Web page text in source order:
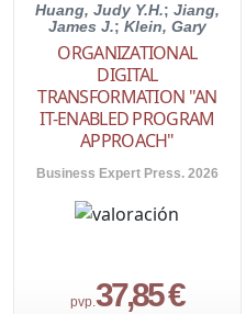
Huang, Judy Y.H.; Jiang,
James J.; Klein, Gary
ORGANIZATIONAL
DIGITAL
TRANSFORMATION "AN
IT-ENABLED PROGRAM
APPROACH"
Business Expert Press. 2026
pvp.37,85 €